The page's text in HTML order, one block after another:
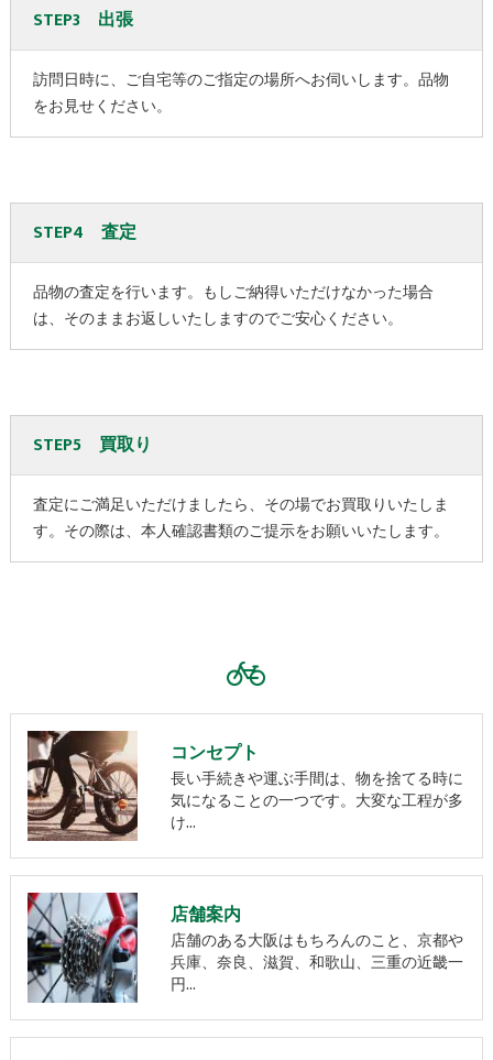
STEP3 出張
訪問日時に、ご自宅等のご指定の場所へお伺いします。品物
をお見せください。
STEP4 査定
品物の査定を行います。もしご納得いただけなかった場合
は、そのままお返しいたしますのでご安心ください。
STEP5 買取り
査定にご満足いただけましたら、その場でお買取りいたしま
す。その際は、本人確認書類のご提示をお願いいたします。
コンセプト
長い手続きや運ぶ手間は、物を捨てる時に
気になることの一つです。大変な工程が多
け…
店舗案内
店舗のある大阪はもちろんのこと、京都や
兵庫、奈良、滋賀、和歌山、三重の近畿一
円…